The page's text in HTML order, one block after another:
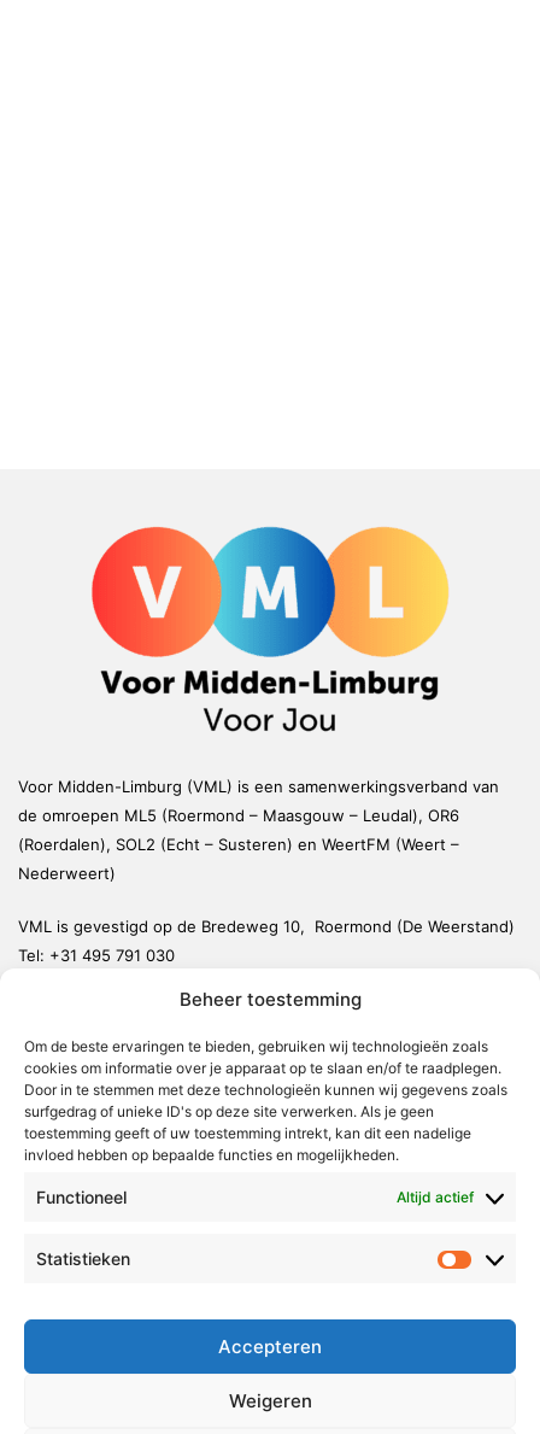
Beheer toestemming
Om de beste ervaringen te bieden, gebruiken wij technologieën zoals
cookies om informatie over je apparaat op te slaan en/of te raadplegen.
Door in te stemmen met deze technologieën kunnen wij gegevens zoals
surfgedrag of unieke ID's op deze site verwerken. Als je geen
toestemming geeft of uw toestemming intrekt, kan dit een nadelige
invloed hebben op bepaalde functies en mogelijkheden.
Functioneel Altijd actief
Statistieken
Accepteren
Weigeren
Voor Midden-Limburg (VML) is een samenwerkingsverband van
de omroepen ML5 (Roermond – Maasgouw – Leudal), OR6
(Roerdalen), SOL2 (Echt – Susteren) en WeertFM (Weert –
Nederweert)
VML is gevestigd op de Bredeweg 10, Roermond (De Weerstand)
Tel: +31 495 791 030
Weert
Nederweert
Leudal
Maasgouw
Echt-Susteren
Roermond
Radio & TV